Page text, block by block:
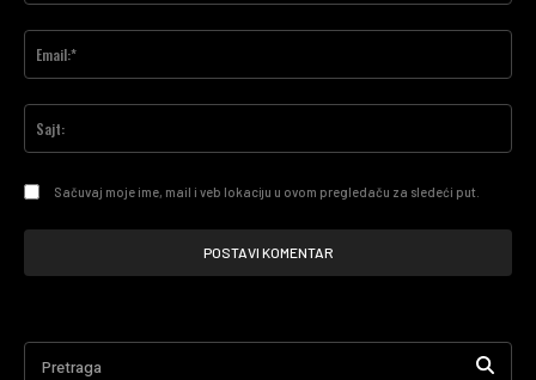
Sačuvaj moje ime, mail i veb lokaciju u ovom pregledaču za sledeći put.
Pretraga